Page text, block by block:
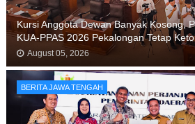
Kursi Anggota Dewan Banyak Kosong,
KUA-PPAS 2026 Pekalongan Tetap
August 05, 2026
BERITA JAWA TENGAH